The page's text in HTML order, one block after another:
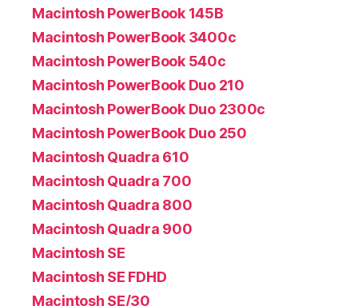
Macintosh PowerBook 145B
Macintosh PowerBook 3400c
Macintosh PowerBook 540c
Macintosh PowerBook Duo 210
Macintosh PowerBook Duo 2300c
Macintosh PowerBook Duo 250
Macintosh Quadra 610
Macintosh Quadra 700
Macintosh Quadra 800
Macintosh Quadra 900
Macintosh SE
Macintosh SE FDHD
Macintosh SE/30